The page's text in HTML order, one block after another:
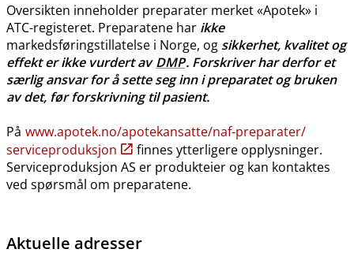
Oversikten inneholder preparater merket «Apotek» i
ATC-registeret. Preparatene har ikke
markedsføringstillatelse i Norge, og sikkerhet, kvalitet og
effekt er ikke vurdert avDMP. Forskriver har derfor et
særlig ansvar for å sette seg inn i preparatet og bruken
av det, før forskrivning til pasient.
På www.apotek.no​/​apotekansatte​/​naf-preparater​/​
serviceproduksjon
finnes ytterligere opplysninger.
Serviceproduksjon AS er produkteier og kan kontaktes
ved spørsmål om preparatene.
Aktuelle adresser